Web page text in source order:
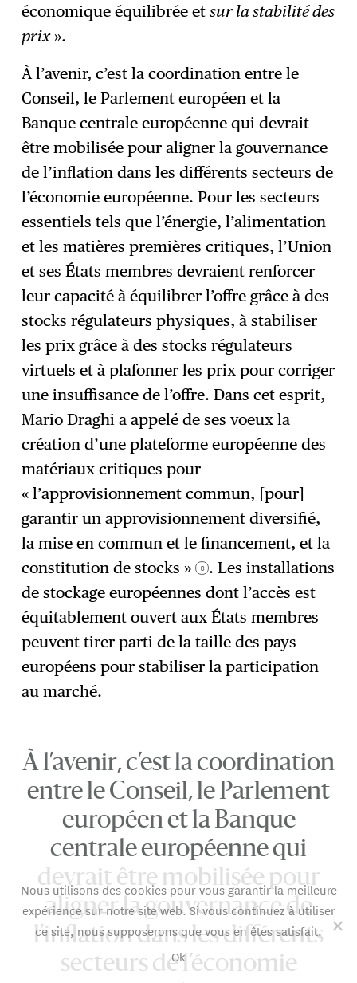
économique équilibrée etsur la stabilité des
prix».
À l’avenir, c’est la coordination entre le
Conseil, le Parlement européen et la
Banque centrale européenne qui devrait
être mobilisée pour aligner la gouvernance
de l’inflation dans les différents secteurs de
l’économie européenne. Pour les secteurs
essentiels tels que l’énergie, l’alimentation
et les matières premières critiques, l’Union
et ses États membres devraient renforcer
leur capacité à équilibrer l’offre grâce à des
stocks régulateurs physiques, à stabiliser
les prix grâce à des stocks régulateurs
virtuels et à plafonner les prix pour corriger
une insuffisance de l’offre. Dans cet esprit,
Mario Draghi a appelé de ses voeux la
création d’une plateforme européenne des
matériaux critiques pour
« l’approvisionnement commun, [pour]
garantir un approvisionnement diversifié,
la mise en commun et le financement, et la
constitution de stocks » 8 . Les installations
de stockage européennes dont l’accès est
équitablement ouvert aux États membres
peuvent tirer parti de la taille des pays
européens pour stabiliser la participation
au marché.
À l’avenir, c’est la coordination
entre le Conseil, le Parlement
européen et la Banque
centrale européenne qui
devrait être mobilisée pour
aligner la gouvernance de
l’inflation dans les différents
secteurs de l’économie
Nous utilisons des cookies pour vous garantir la meilleure
expérience sur notre site web. Si vous continuez à utiliser
ce site, nous supposerons que vous en êtes satisfait.
Ok